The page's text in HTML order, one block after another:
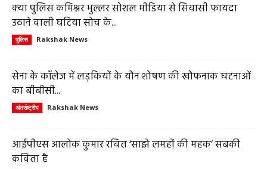
क्या पुलिस कमिश्नर भुल्लर सोशल मीडिया से सियासी फायदा
उठाने वाली घटिया सोच के...
पुलिस Rakshak News
सेना के कॉलेज में लड़कियों के यौन शोषण की खौफनाक घटनाओं
का बीबीसी...
अंतर्राष्ट्रीय Rakshak News
आईपीएस आलोक कुमार रचित ‘साझे लमहों की महक’ सबकी
कविता है